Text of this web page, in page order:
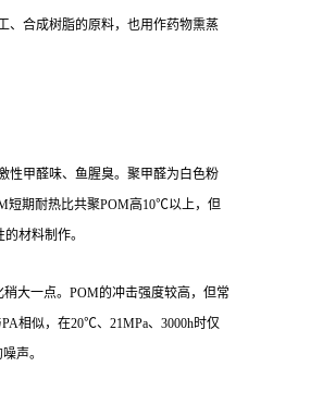
、合成树脂的原料，也用作药物熏蒸
性甲醛味、鱼腥臭。聚甲醛为白色粉
短期耐热比共聚POM高10℃以上，但
材料制作。
大一点。POM的冲击强度较高，但常
相似，在20℃、21MPa、3000h时仅
声。